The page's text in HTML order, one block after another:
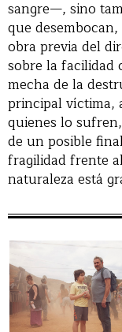
sangre—, sino
que
obra previa del
sobre la facilidad
mecha de la
principal víctima,
quienes lo
de un posible
fragilidad frente
naturaleza está